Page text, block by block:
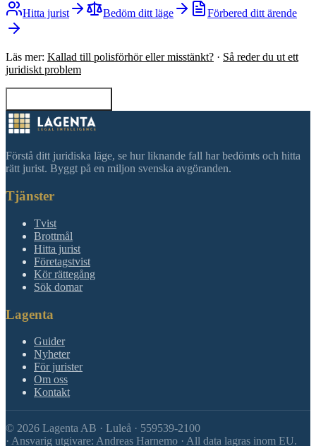
Hitta jurist Bedöm ditt läge Förbered ditt ärende
Läs mer: Kallad till polisförhör eller misstänkt? · Så reder du ut ett
juridiskt problem
Förstå ditt juridiska läge, se hur liknande fall har bedömts och hitta
rätt jurist. Byggt på en miljon svenska avgöranden.
Tjänster
Tvist
Brottmål
Hitta jurist
Företagstvist
Kör rättegång
Sök domar
Lagenta
Guider
Nyheter
För jurister
Om oss
Kontakt
© 2026 Lagenta AB · Luleå · 559539-2100
· Ansvarig utgivare: Andreas Harnemo · All data lagras inom EU.